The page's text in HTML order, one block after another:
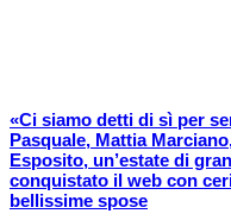
«Ci siamo detti di sì per
Pasquale, Mattia
Esposito, un’estate di
conquistato il web con
bellissime spose